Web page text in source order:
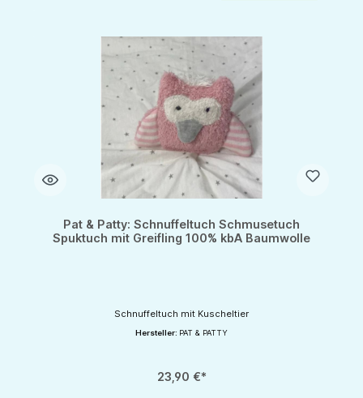
Pat & Patty: Schnuffeltuch Schmusetuch
Spuktuch mit Greifling 100% kbA Baumwolle
Schnuffeltuch mit Kuscheltier
Hersteller: PAT & PATTY
23,90 €*